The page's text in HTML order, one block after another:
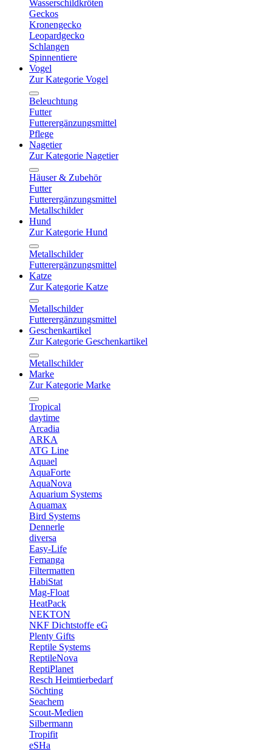
Wasserschildkröten
Geckos
Kronengecko
Leopardgecko
Schlangen
Spinnentiere
Vogel
Zur Kategorie Vogel
Beleuchtung
Futter
Futterergänzungsmittel
Pflege
Nagetier
Zur Kategorie Nagetier
Häuser & Zubehör
Futter
Futterergänzungsmittel
Metallschilder
Hund
Zur Kategorie Hund
Metallschilder
Futterergänzungsmittel
Katze
Zur Kategorie Katze
Metallschilder
Futterergänzungsmittel
Geschenkartikel
Zur Kategorie Geschenkartikel
Metallschilder
Marke
Zur Kategorie Marke
Tropical
daytime
Arcadia
ARKA
ATG Line
Aquael
AquaForte
AquaNova
Aquarium Systems
Aquamax
Bird Systems
Dennerle
diversa
Easy-Life
Femanga
Filtermatten
HabiStat
Mag-Float
HeatPack
NEKTON
NKF Dichtstoffe eG
Plenty Gifts
Reptile Systems
ReptileNova
ReptiPlanet
Resch Heimtierbedarf
Söchting
Seachem
Scout-Medien
Silbermann
Tropifit
eSHa